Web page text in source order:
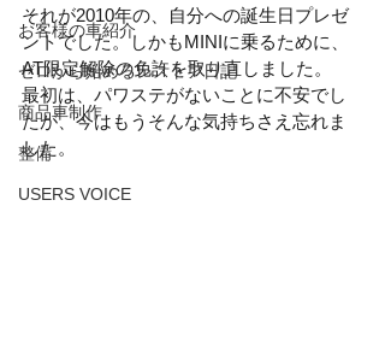
お客様の車紹介
ゼロから始めるレストア日記
商品車制作
整備
USERS VOICE
それが2010年の、自分への誕生日プレゼ
ントでした。しかもMINIに乗るために、
AT限定解除の免許を取り直しました。
最初は、パワステがないことに不安でし
たが、今はもうそんな気持ちさえ忘れま
した。